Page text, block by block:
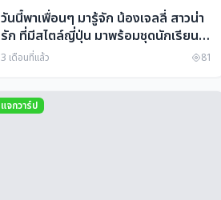
วันนี้พาเพื่อนๆ มารู้จัก น้องเจลลี่ สาวน่า
รัก ที่มีสไตล์ญี่ปุ่น มาพร้อมชุดนักเรียน
แบบเจแปนผสมไทย ดูแล้วฟินสุดๆ กับ
3 เดือนที่แล้ว 81
แจกวาร์ป